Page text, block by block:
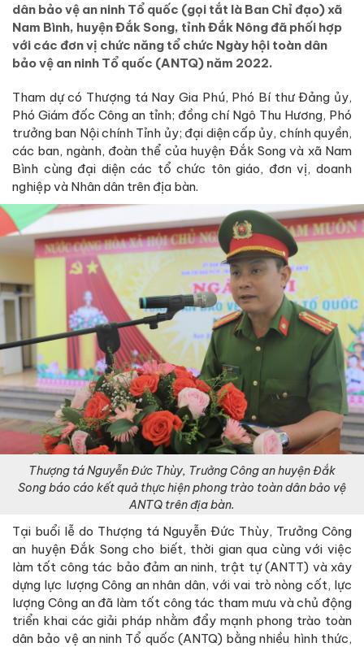
dân bảo vệ an ninh Tổ quốc (gọi tắt là Ban Chỉ đạo) xã
Nam Bình, huyện Đắk Song, tỉnh Đắk Nông đã phối hợp
với các đơn vị chức năng tổ chức Ngày hội toàn dân
bảo vệ an ninh Tổ quốc (ANTQ) năm 2022.
Tham dự có Thượng tá Nay Gia Phú, Phó Bí thư Đảng ủy,
Phó Giám đốc Công an tỉnh; đồng chí Ngô Thu Hương, Phó
trưởng ban Nội chính Tỉnh ủy; đại diện cấp ủy, chính quyền,
các ban, ngành, đoàn thể của huyện Đắk Song và xã Nam
Bình cùng đại diện các tổ chức tôn giáo, đơn vị, doanh
nghiệp và Nhân dân trên địa bàn.
Thượng tá Nguyễn Đức Thùy, Trưởng Công an huyện Đắk
Song báo cáo kết quả thực hiện phong trào toàn dân bảo vệ
ANTQ trên địa bàn.
Tại buổi lễ do Thượng tá Nguyễn Đức Thùy, Trưởng Công
an huyện Đắk Song cho biết, thời gian qua cùng với việc
làm tốt công tác bảo đảm an ninh, trật tự (ANTT) và xây
dựng lực lượng Công an nhân dân, với vai trò nòng cốt, lực
lượng Công an đã làm tốt công tác tham mưu và chủ động
triển khai các giải pháp nhằm đẩy mạnh phong trào toàn
dân bảo vệ an ninh Tổ quốc (ANTQ) bằng nhiều hình thức,